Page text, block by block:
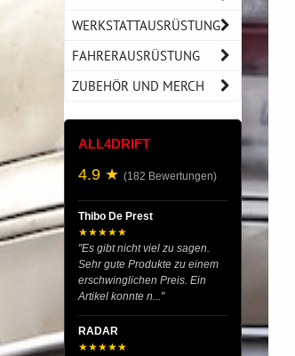
WERKSTATTAUSRÜSTUNG
FAHRERAUSRÜSTUNG
ZUBEHÖR UND MERCH
ALL4DRIFT
4.9 ★ (182 Bewertungen)
Thibo De Prest
★★★★★
"Es gibt nicht viel zu sagen.
Sehr gute Produkte zu einem
erschwinglichen Preis. Ein
Artikel konnte n..."
RADAR
★★★★★